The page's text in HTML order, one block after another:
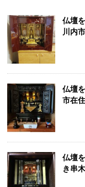
仏壇
川内
仏壇
市在
仏壇
き串